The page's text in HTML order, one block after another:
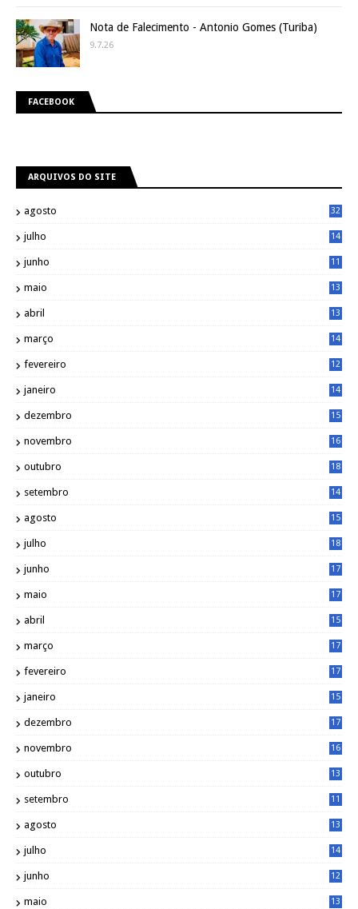
Nota de Falecimento - Antonio Gomes (Turiba)
9.7.26
FACEBOOK
ARQUIVOS DO SITE
agosto 32
julho
14
junho
11
maio
13
abril
13
março
14
fevereiro
12
janeiro
14
dezembro
15
novembro
16
outubro
18
setembro
14
agosto
15
julho
18
junho
17
maio
17
abril
15
março
17
fevereiro
17
janeiro
15
dezembro
17
novembro
16
outubro
13
setembro
11
agosto
13
julho
14
junho
12
maio
13